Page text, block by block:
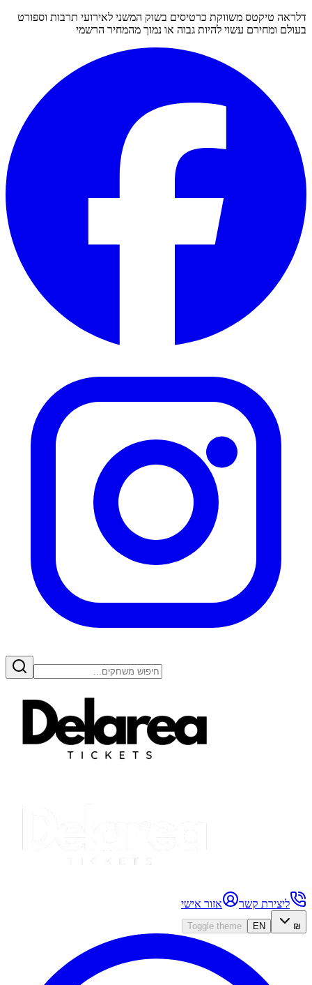
דלראה טיקטס משווקת כרטיסים בשוק המשני לאירועי תרבות וספורט
בעולם ומחירם עשוי להיות גבוה או נמוך מהמחיר הרשמי
ליצירת קשר אזור אישי
₪
EN
Toggle theme